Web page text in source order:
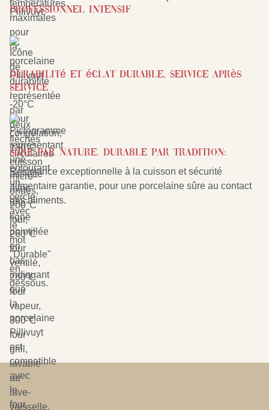
professionnel intensif
Durabilité et éclat durable, service après
service
Sûre par nature. Durable par tradition:
Résistance exceptionnelle à la cuisson et sécurité
alimentaire garantie, pour une porcelaine sûre au contact
des aliments.